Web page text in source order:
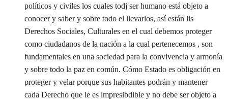
políticos y civiles los cuales todj ser humano está objeto a
conocer y saber y sobre todo el llevarlos, así están lis
Derechos Sociales, Culturales en el cual debemos proteger
como ciudadanos de la nación a la cual pertenecemos , son
fundamentales en una sociedad para la convivencia y armonía
y sobre todo la paz en común. Cómo Estado es obligación en
proteger y velar porque sus habitantes podrán y mantener
cada Derecho que le es impresibdible y no debe ser objeto a